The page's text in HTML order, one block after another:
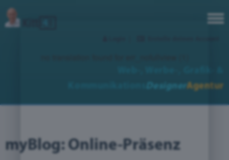
Designer Agentur
myBlog: Online-Präsenz